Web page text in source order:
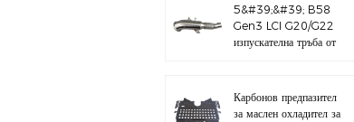
5&#39;&#39; B58
Gen3 LCI G20/G22
изпускателна тръба от
Карбонов предпазител
за маслен охладител за